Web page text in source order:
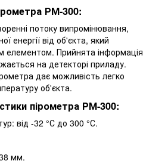
РМ-300:
потоку випромінювання,
енергії від об'єкта, який
елементом. Прийнята інформація
на детекторі приладу.
дає можливість легко
об'єкта.
пірометра РМ-300:
від -32 °С до 300 °С.
мм.